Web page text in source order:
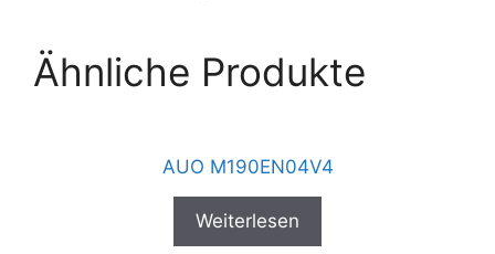
Ähnliche Produkte
AUO M190EN04V4
Weiterlesen